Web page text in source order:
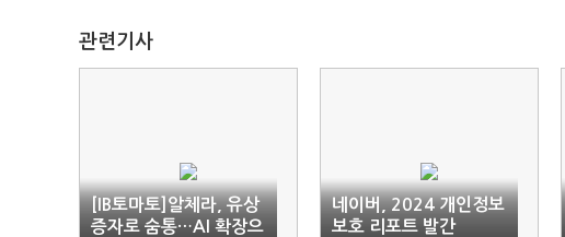
관련기사
[IB토마토]알체라, 유상
증자로 숨통…AI 확장으
네이버, 2024 개인정보
보호 리포트 발간